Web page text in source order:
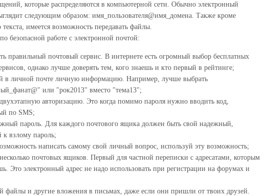
которые распределяются в компьютерной сети. Обычно электронный
следующим образом: имя_пользователя@имя_домена. Также кроме
текста, имеется возможность передавать файлы.
безопасной работе с электронной почтой:
правильный почтовый сервис. В интернете есть огромный выбор бесплатных
однако лучше доверять тем, кого знаешь и кто первый в рейтинге;
в личной почте личную информацию. Например, лучше выбрать
или "рок2013" вместо "тема13";
авторизацию. Это когда помимо пароля нужно вводить код,
по SMS;
пароль. Для каждого почтового ящика должен быть свой надежный,
к взлому пароль;
написать самому свой личный вопрос, используй эту возможность;
почтовых ящиков. Первый для частной переписки с адресатами, которым
Это электронный адрес не надо использовать при регистрации на форумах и
файлы и другие вложения в письмах, даже если они пришли от твоих друзей.